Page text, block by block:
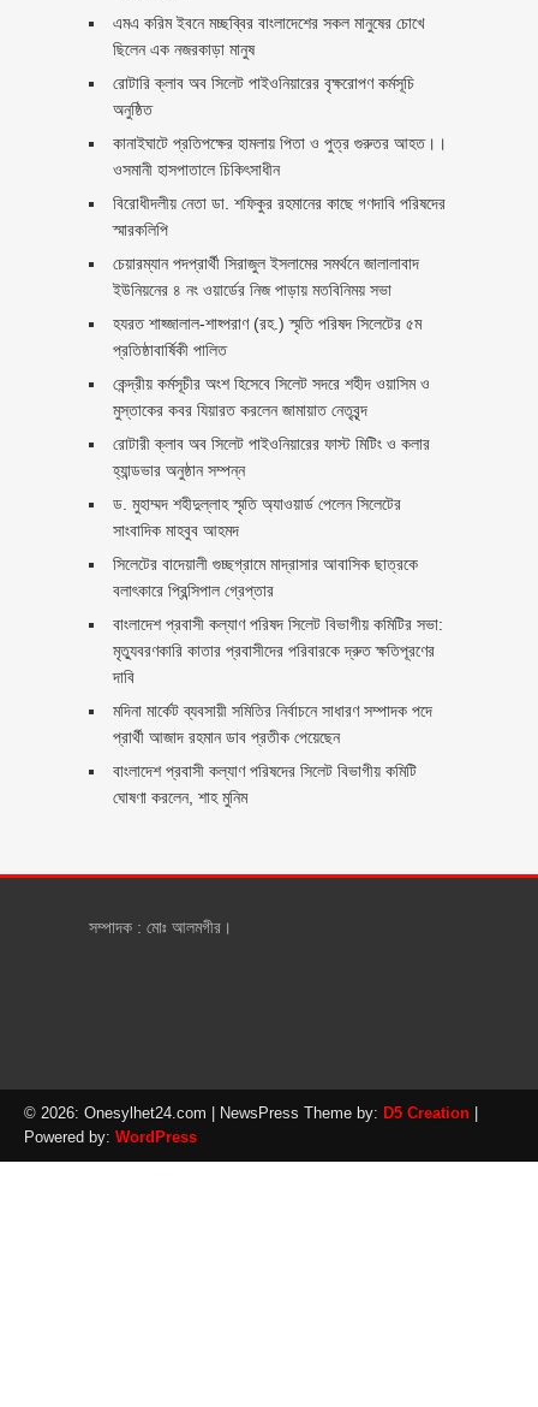
এমএ করিম ইবনে মচ্ছব্বির বাংলাদেশের সকল মানুষের চোখে
ছিলেন এক নজরকাড়া মানুষ ‎
রোটারি ক্লাব অব সিলেট পাইওনিয়ারের বৃক্ষরোপণ কর্মসূচি
অনুষ্ঠিত
কানাইঘাটে প্রতিপক্ষের হামলায় পিতা ও পুত্র গুরুতর আহত।।
ওসমানী হাসপাতালে চিকিৎসাধীন
বিরোধীদলীয় নেতা ডা. শফিকুর রহমানের কাছে গণদাবি পরিষদের
স্মারকলিপি ‎
চেয়ারম্যান পদপ্রার্থী সিরাজুল ইসলামের সমর্থনে জালালাবাদ
ইউনিয়নের ৪ নং ওয়ার্ডের নিজ পাড়ায় মতবিনিময় সভা
হযরত শাহ্জালাল-শাহ্পরাণ (রহ.) স্মৃতি পরিষদ সিলেটের ৫ম
প্রতিষ্ঠাবার্ষিকী পালিত ‎​
কেন্দ্রীয় কর্মসূচীর অংশ হিসেবে সিলেট সদরে শহীদ ওয়াসিম ও
মুস্তাকের কবর যিয়ারত করলেন জামায়াত নেতৃবৃন্দ ‎
রোটারী ক্লাব অব সিলেট পাইওনিয়ারের ফাস্ট মিটিং ও কলার
হ্যান্ডভার অনুষ্ঠান সম্পন্ন
ড. মুহাম্মদ শহীদুল্লাহ স্মৃতি অ্যাওয়ার্ড পেলেন সিলেটের
সাংবাদিক মাহবুব আহমদ
সিলেটের বাদেয়ালী গুচ্ছগ্রামে মাদ্রাসার আবাসিক ছাত্রকে
বলাৎকারে প্রিন্সিপাল গ্রেপ্তার ‎
বাংলাদেশ প্রবাসী কল্যাণ পরিষদ সিলেট বিভাগীয় কমিটির সভা:
মৃত্যুবরণকারি কাতার প্রবাসীদের পরিবারকে দ্রুত ক্ষতিপূরণের
দাবি
মদিনা মার্কেট ব্যবসায়ী সমিতির নির্বাচনে সাধারণ সম্পাদক পদে
প্রার্থী আজাদ রহমান ডাব প্রতীক পেয়েছেন ‎
‎বাংলাদেশ প্রবাসী কল্যাণ পরিষদের সিলেট বিভাগীয় কমিটি
ঘোষণা করলেন, শাহ মুনিম
সম্পাদক : মোঃ আলমগীর।
© 2026: Onesylhet24.com | NewsPress Theme by: D5 Creation
Powered by: WordPress